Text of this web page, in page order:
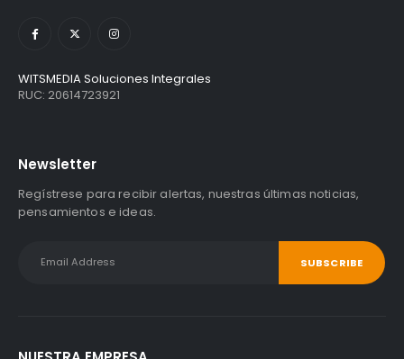
WITSMEDIA Soluciones Integrales
RUC: 20614723921
Newsletter
Regístrese para recibir alertas, nuestras últimas noticias,
pensamientos e ideas.